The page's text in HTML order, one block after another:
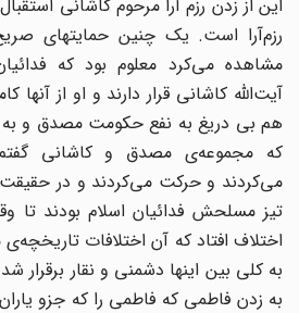
این از زدن رزم آرا مرحوم کاشانی
رزم‌آرا است. یک چنین حمایتهای
مشاهده می‌کرد معلوم بود که
آیت‌الله کاشانی قرار دارند و او از آنها
هم بی دریغ به نفع حکومت مصدق و به
که مجموعه‌ی مصدق و کاشانی گفتم
می‌کردند و حرکت می‌کردند و در
تیز مسلحش فدائیان اسلام بودند تا
اختلاف افتاد که آن اختلافات تاریخچه‌ی
به کلی بین اینها دشمنی و نقار برقرار
به زدن فاطمی که فاطمی را که جزو